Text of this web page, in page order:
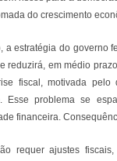
do crescimento
a estratégia do governo
reduzirá, em médio
fiscal, motivada pelo
Esse problema se
financeira.
requer ajustes